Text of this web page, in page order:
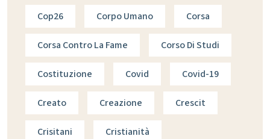
Cop26 Corpo Umano Corsa
Corsa Contro La Fame Corso Di Studi
Costituzione Covid Covid-19
Creato Creazione Crescit
Crisitani Cristianità